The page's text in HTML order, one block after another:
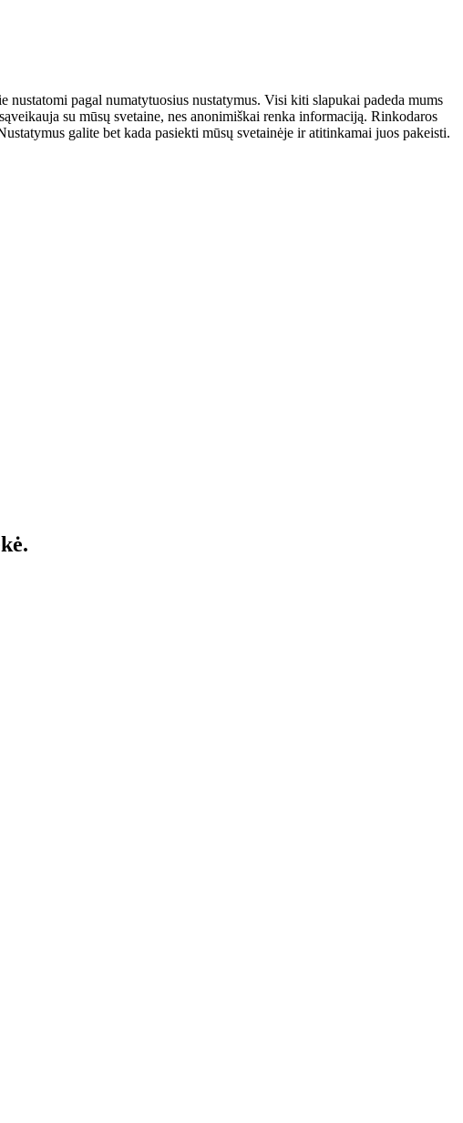
pagal numatytuosius nustatymus. Visi kiti slapukai padeda mums
su mūsų svetaine, nes anonimiškai renka informaciją. Rinkodaros
galite bet kada pasiekti mūsų svetainėje ir atitinkamai juos pakeisti.